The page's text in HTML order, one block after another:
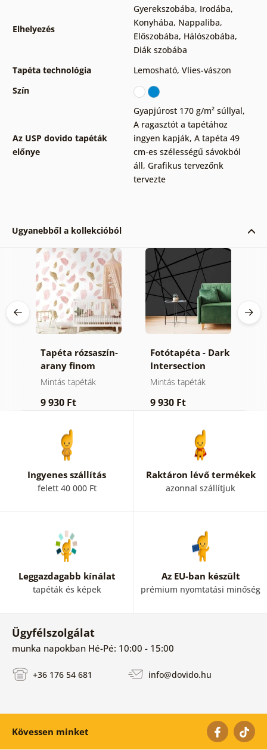
Elhelyezés
Gyerekszobába, Irodába,
Konyhába, Nappaliba,
Előszobába, Hálószobába,
Diák szobába
Tapéta technológia
Lemosható, Vlies-vászon
Szín
Az USP dovido tapéták
előnye
Gyapjúrost 170 g/m² súllyal,
A ragasztót a tapétához
ingyen kapják, A tapéta 49
cm-es szélességű sávokból
áll, Grafikus tervezőnk
tervezte
Ugyanebből a kollekcióból
Tapéta rózsaszín-
arany finom
tollak
Mintás tapéták
9 930 Ft
Fotótapéta - Dark
Intersection
Mintás tapéták
9 930 Ft
Ingyenes szállítás
felett 40 000 Ft
Raktáron lévő termékek
azonnal szállítjuk
Leggazdagabb kínálat
tapéták és képek
Az EU-ban készült
prémium nyomtatási minőség
Ügyfélszolgálat
munka napokban Hé-Pé: 10:00 - 15:00
+36 176 54 681 info@dovido.hu
Kövessen minket